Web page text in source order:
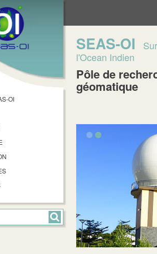
OI
SEAS-OI
l'Ocean Indien
Pôle de
géomatique